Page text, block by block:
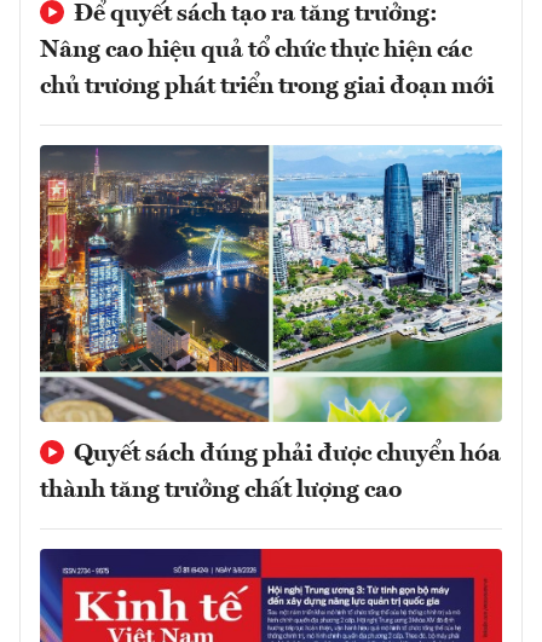
Để quyết sách tạo ra tăng trưởng:
Nâng cao hiệu quả tổ chức thực hiện các
chủ trương phát triển trong giai đoạn mới
Quyết sách đúng phải được chuyển hóa
thành tăng trưởng chất lượng cao